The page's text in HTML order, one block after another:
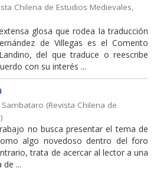
Chilena de Estudios Medievales,
glosa que rodea la traducción
de Villegas es el Comento
del que traduce o reescribe
con su interés ...
Sambataro (Revista Chilena de
)
no busca presentar el tema de
algo novedoso dentro del foro
trata de acercar al lector a una
...